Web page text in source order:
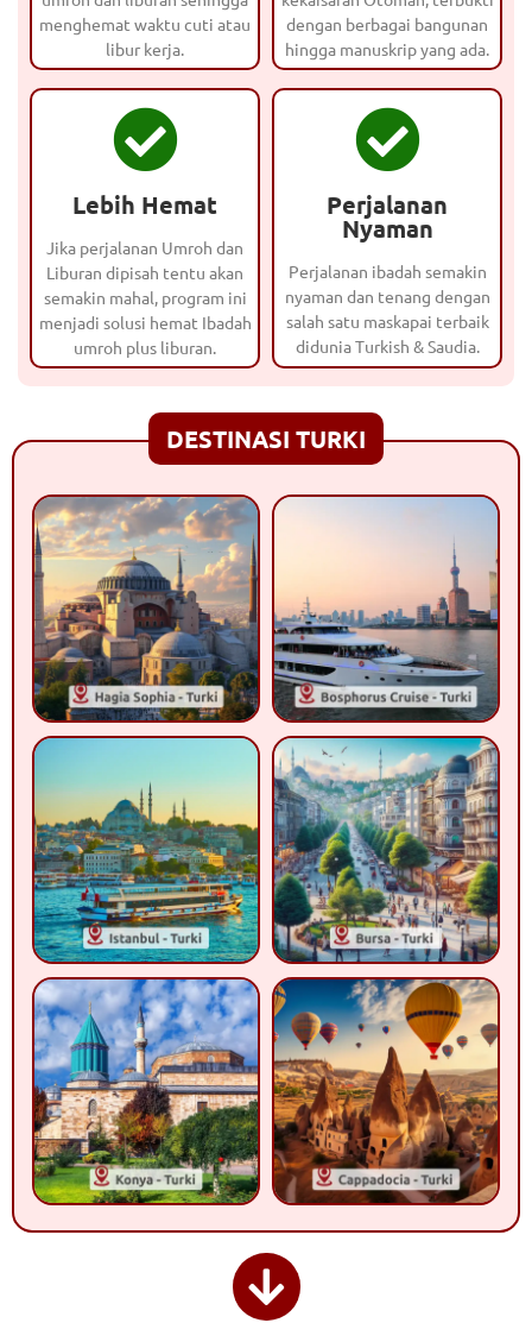
menghemat waktu cuti atau
libur kerja.
dengan berbagai bangunan
hingga manuskrip yang ada.
Lebih Hemat
Jika perjalanan Umroh dan
Liburan dipisah tentu akan
semakin mahal, program ini
menjadi solusi hemat Ibadah
umroh plus liburan.
Perjalanan
Nyaman
Perjalanan ibadah semakin
nyaman dan tenang dengan
salah satu maskapai terbaik
didunia Turkish & Saudia.
DESTINASI TURKI